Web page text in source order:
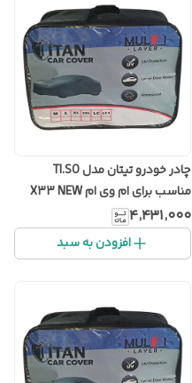
چادر خودرو تیتان مدل TI.SO
مناسب برای ام وی ام X33 NEW
۴٬۴۳۱٬۰۰۰
افزودن به سبد